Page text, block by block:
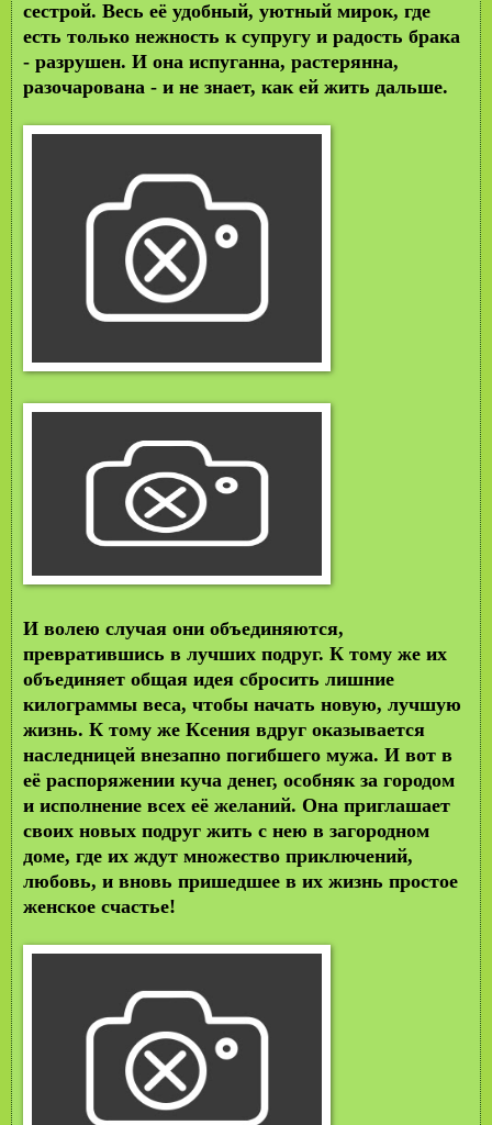
сестрой. Весь её удобный, уютный мирок, где
есть только нежность к супругу и радость брака
- разрушен. И она испуганна, растерянна,
разочарована - и не знает, как ей жить дальше.
И волею случая они объединяются,
превратившись в лучших подруг. К тому же их
объединяет общая идея сбросить лишние
килограммы веса, чтобы начать новую, лучшую
жизнь. К тому же Ксения вдруг оказывается
наследницей внезапно погибшего мужа. И вот в
её распоряжении куча денег, особняк за городом
и исполнение всех её желаний. Она приглашает
своих новых подруг жить с нею в загородном
доме, где их ждут множество приключений,
любовь, и вновь пришедшее в их жизнь простое
женское счастье!